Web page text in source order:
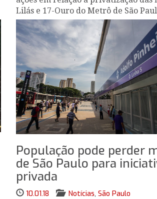
Lilás e 17-Ouro do Metrô de São
População pode perder
de São Paulo para
privada
10.01.18 Notícias, São Paulo